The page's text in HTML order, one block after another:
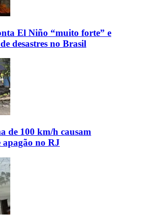
El Niño “muito forte” e
desastres no Brasil
de 100 km/h causam
apagão no RJ